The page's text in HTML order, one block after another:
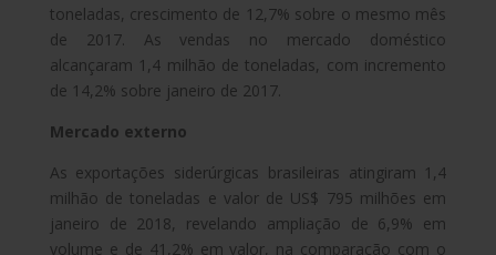
toneladas, crescimento de 12,7% sobre o mesmo mês
de 2017. As vendas no mercado doméstico
alcançaram 1,4 milhão de toneladas, com incremento
de 14,2% sobre janeiro de 2017.
Mercado externo
As exportações siderúrgicas brasileiras atingiram 1,4
milhão de toneladas e valor de US$ 795 milhões em
janeiro de 2018, revelando ampliação de 6,9% em
volume e de 41,2% em valor, na comparação com o